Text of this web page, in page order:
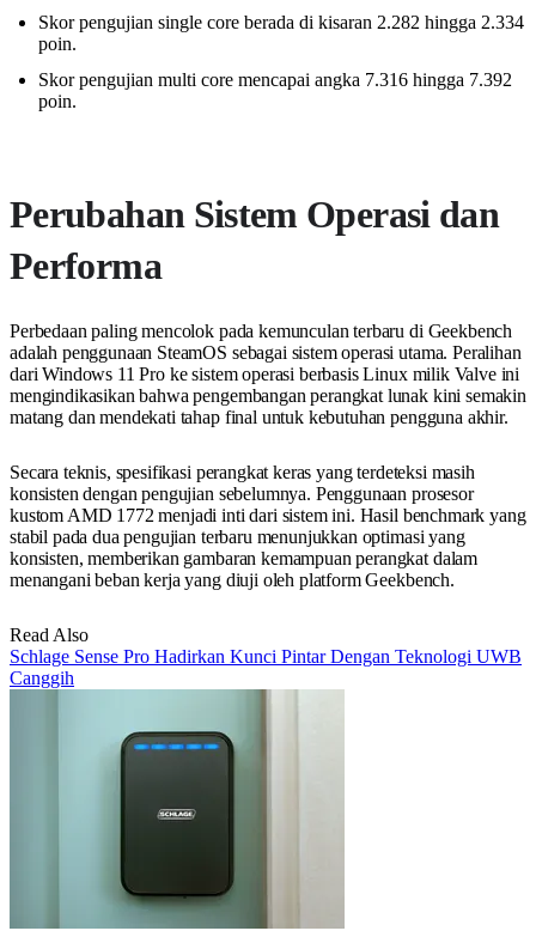
Skor pengujian single core berada di kisaran 2.282 hingga 2.334
poin.
Skor pengujian multi core mencapai angka 7.316 hingga 7.392
poin.
Perubahan Sistem Operasi dan
Performa
Perbedaan paling mencolok pada kemunculan terbaru di Geekbench
adalah penggunaan SteamOS sebagai sistem operasi utama. Peralihan
dari Windows 11 Pro ke sistem operasi berbasis Linux milik Valve ini
mengindikasikan bahwa pengembangan perangkat lunak kini semakin
matang dan mendekati tahap final untuk kebutuhan pengguna akhir.
Secara teknis, spesifikasi perangkat keras yang terdeteksi masih
konsisten dengan pengujian sebelumnya. Penggunaan prosesor
kustom AMD 1772 menjadi inti dari sistem ini. Hasil benchmark yang
stabil pada dua pengujian terbaru menunjukkan optimasi yang
konsisten, memberikan gambaran kemampuan perangkat dalam
menangani beban kerja yang diuji oleh platform Geekbench.
Read Also
Schlage Sense Pro Hadirkan Kunci Pintar Dengan Teknologi UWB
Canggih